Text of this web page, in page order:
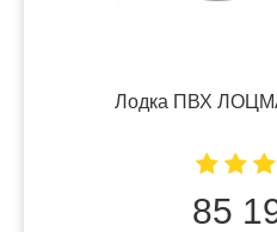
Лодка ПВХ
85